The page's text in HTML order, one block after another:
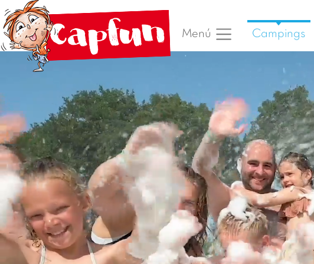
Menú Campings